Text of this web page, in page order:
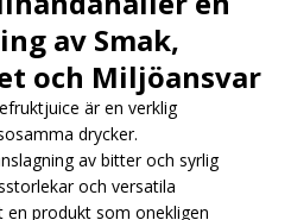
av Smak,
och Miljöansvar
är en verklig
drycker.
av bitter och syrlig
och versatila
en produkt som onekligen